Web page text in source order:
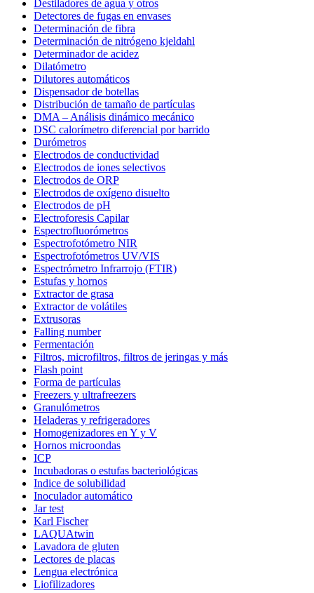
Destiladores de agua y otros
Detectores de fugas en envases
Determinación de fibra
Determinación de nitrógeno kjeldahl
Determinador de acidez
Dilatómetro
Dilutores automáticos
Dispensador de botellas
Distribución de tamaño de partículas
DMA – Análisis dinámico mecánico
DSC calorímetro diferencial por barrido
Durómetros
Electrodos de conductividad
Electrodos de iones selectivos
Electrodos de ORP
Electrodos de oxígeno disuelto
Electrodos de pH
Electroforesis Capilar
Espectrofluorómetros
Espectrofotómetro NIR
Espectrofotómetros UV/VIS
Espectrómetro Infrarrojo (FTIR)
Estufas y hornos
Extractor de grasa
Extractor de volátiles
Extrusoras
Falling number
Fermentación
Filtros, microfiltros, filtros de jeringas y más
Flash point
Forma de partículas
Freezers y ultrafreezers
Granulómetros
Heladeras y refrigeradores
Homogenizadores en Y y V
Hornos microondas
ICP
Incubadoras o estufas bacteriológicas
Indice de solubilidad
Inoculador automático
Jar test
Karl Fischer
LAQUAtwin
Lavadora de gluten
Lectores de placas
Lengua electrónica
Liofilizadores